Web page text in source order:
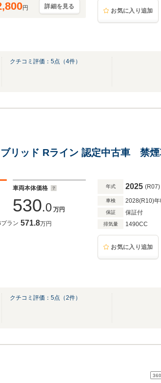
円 詳細を見る
お気に入り追加
クチコミ評価： 5点（4件）
ブリッド Rライン 認定中古車 禁
車両本体価格
530.0 万円
プラン 571.8万円
年式 2025 (R07)
車検 2028(R10)年
保証 保証付
排気量 1490CC
お気に入り追加
クチコミ評価： 5点（2件）